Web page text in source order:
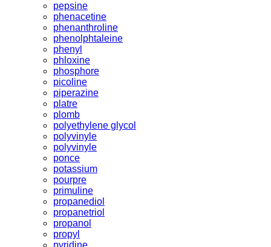
pepsine
phenacetine
phenanthroline
phenolphtaleine
phenyl
phloxine
phosphore
picoline
piperazine
platre
plomb
polyethylene glycol
polyvinyle
polyvinyle
ponce
potassium
pourpre
primuline
propanediol
propanetriol
propanol
propyl
pyridine